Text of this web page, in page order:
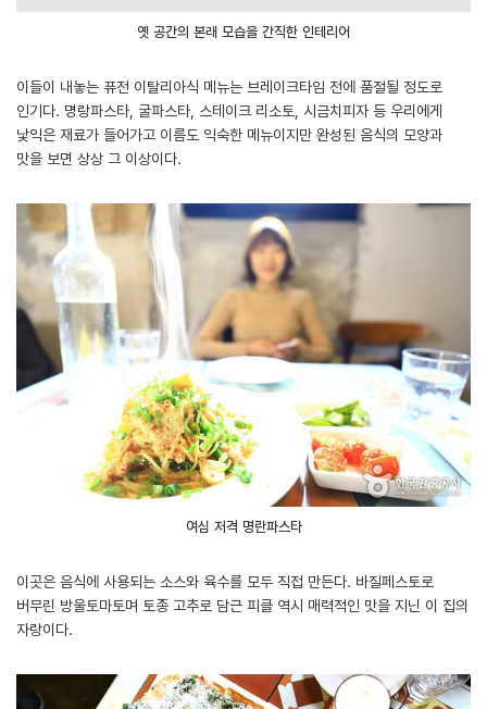
옛 공간의 본래 모습을 간직한 인테리어
이들이 내놓는 퓨전 이탈리아식 메뉴는 브레이크타임 전에 품절될 정도로
인기다. 명랑파스타, 굴파스타, 스테이크 리소토, 시금치피자 등 우리에게
낯익은 재료가 들어가고 이름도 익숙한 메뉴이지만 완성된 음식의 모양과
맛을 보면 상상 그 이상이다.
여심 저격 명란파스타
이곳은 음식에 사용되는 소스와 육수를 모두 직접 만든다. 바질페스토로
버무린 방울토마토며 토종 고추로 담근 피클 역시 매력적인 맛을 지닌 이 집의
자랑이다.